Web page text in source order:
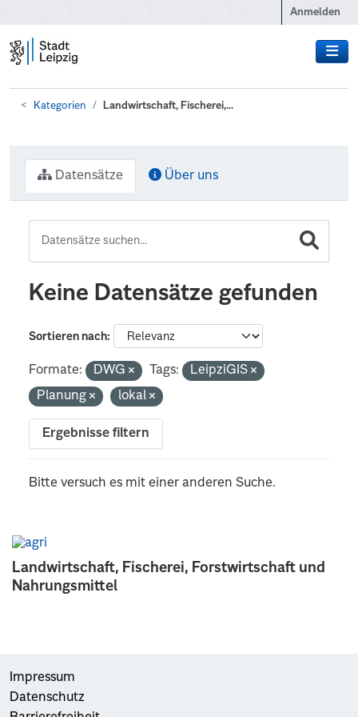
Anmelden
Kategorien Landwirtschaft, Fischerei,...
Landwirtschaft, Fischerei, Forstwirtschaft und
Nahrungsmittel
Datensätze Über uns
Keine Datensätze gefunden
Sortieren nach
Formate: DWG Tags:
LeipziGIS
Planung
lokal
Ergebnisse filtern
Bitte versuch es mit einer anderen Suche.
Impressum
Datenschutz